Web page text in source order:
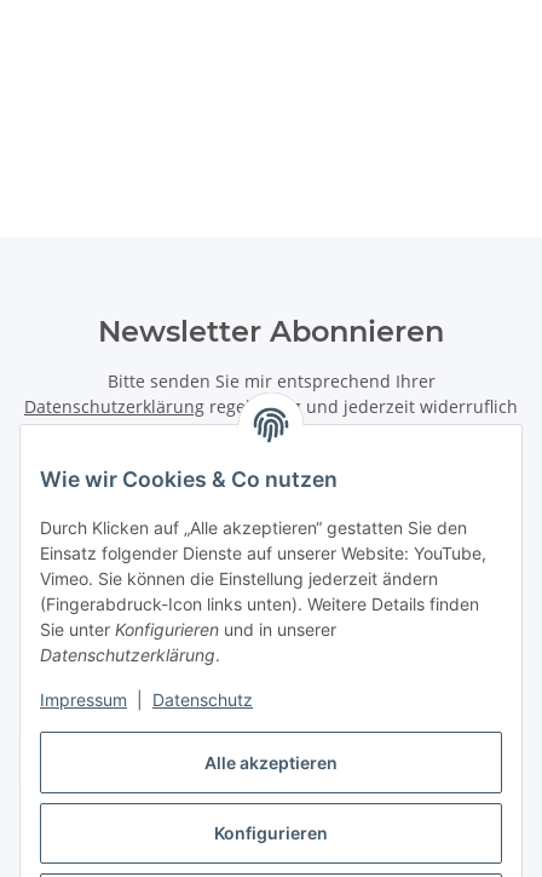
Alle akzeptieren
Konfigurieren
Wie wir Cookies & Co nutzen
Durch Klicken auf „Alle akzeptieren“ gestatten Sie den
Einsatz folgender Dienste auf unserer Website: YouTube,
Vimeo. Sie können die Einstellung jederzeit ändern
(Fingerabdruck-Icon links unten). Weitere Details finden
Sie unter Konfigurieren und in unserer
Datenschutzerklärung.
Impressum Datenschutz
Newsletter Abonnieren
Bitte senden Sie mir entsprechend Ihrer
Datenschutzerklärung regelmäßig und jederzeit widerruflich
Informationen zu Ihrem Produktsortiment per E-Mail zu.
Newsletter Abonnieren
Informationen
Gesetzliche Informationen
Vertrag widerrufen